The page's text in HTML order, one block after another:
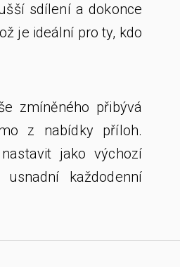
sdílení a dokonce
je ideální pro ty, kdo
zmíněného přibývá
z nabídky příloh.
jako výchozí
každodenní